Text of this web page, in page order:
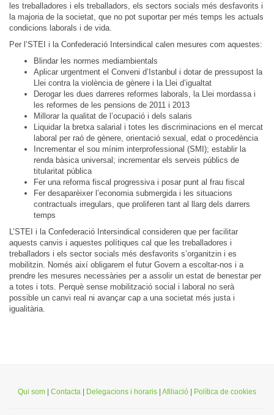
les treballadores i els treballadors, els sectors socials més desfavorits i
la majoria de la societat, que no pot suportar per més temps les actuals
condicions laborals i de vida.
Per l’STEI i la Confederació Intersindical calen mesures com aquestes:
Blindar les normes mediambientals
Aplicar urgentment el Conveni d’Istanbul i dotar de pressupost la
Llei contra la violència de gènere i la Llei d’igualtat
Derogar les dues darreres reformes laborals, la Llei mordassa i
les reformes de les pensions de 2011 i 2013
Millorar la qualitat de l’ocupació i dels salaris
Liquidar la bretxa salarial i totes les discriminacions en el mercat
laboral per raó de gènere, orientació sexual, edat o procedència
Incrementar el sou mínim interprofessional (SMI); establir la
renda bàsica universal; incrementar els serveis públics de
titularitat pública
Fer una reforma fiscal progressiva i posar punt al frau fiscal
Fer desaparèixer l’economia submergida i les situacions
contractuals irregulars, que proliferen tant al llarg dels darrers
temps
L’STEI i la Confederació Intersindical consideren que per facilitar
aquests canvis i aquestes polítiques cal que les treballadores i
treballadors i els sector socials més desfavorits s’organitzin i es
mobilitzin. Només així obligarem el futur Govern a escoltar-nos i a
prendre les mesures necessàries per a assolir un estat de benestar per
a totes i tots. Perquè sense mobilització social i laboral no serà
possible un canvi real ni avançar cap a una societat més justa i
igualitària.
Qui som Contacta Delegacions i horaris Afiliació Política de cookies